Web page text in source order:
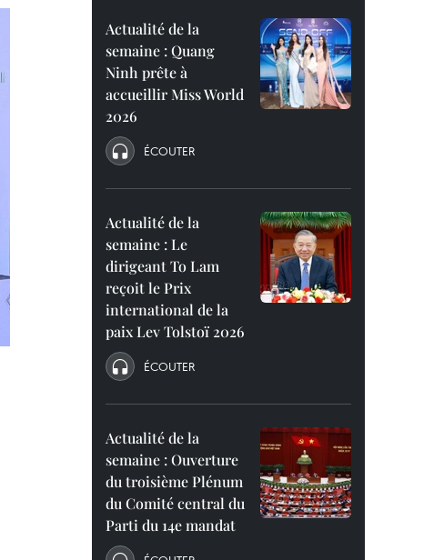
Actualité de la
semaine : Quang
Ninh prête à
accueillir Miss World
2026
ÉCOUTER
Actualité de la
semaine : Le
dirigeant To Lam
reçoit le Prix
international de la
paix Lev Tolstoï 2026
ÉCOUTER
Actualité de la
semaine : Ouverture
du troisième Plénum
du Comité central du
Parti du 14e mandat